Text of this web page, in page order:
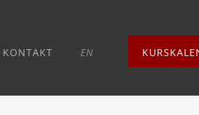
KONTAKT EN